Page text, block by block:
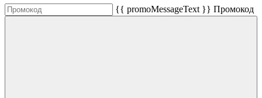
{{ promoMessageText }} Промокод